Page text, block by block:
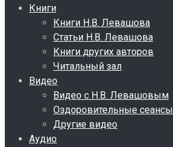
Книги
Книги Н.В. Левашова
Статьи Н.В. Левашова
Книги других авторов
Читальный зал
Видео
Видео с Н.В. Левашовым
Оздоровительные сеансы
Другие видео
Аудио